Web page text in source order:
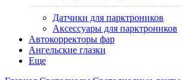
Датчики для парктроников
Аксессуары для парктроников
Автокорректоры фар
Ангельские глазки
Еще